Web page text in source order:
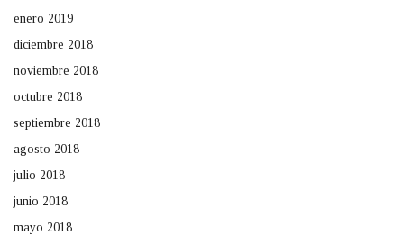
enero 2019
diciembre 2018
noviembre 2018
octubre 2018
septiembre 2018
agosto 2018
julio 2018
junio 2018
mayo 2018